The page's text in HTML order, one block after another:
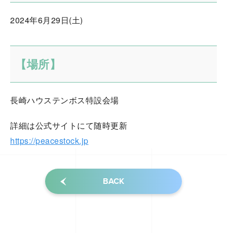
2024年6月29日(土)
【場所】
長崎ハウステンボス特設会場
詳細は公式サイトにて随時更新
https://peacestock.jp
BACK